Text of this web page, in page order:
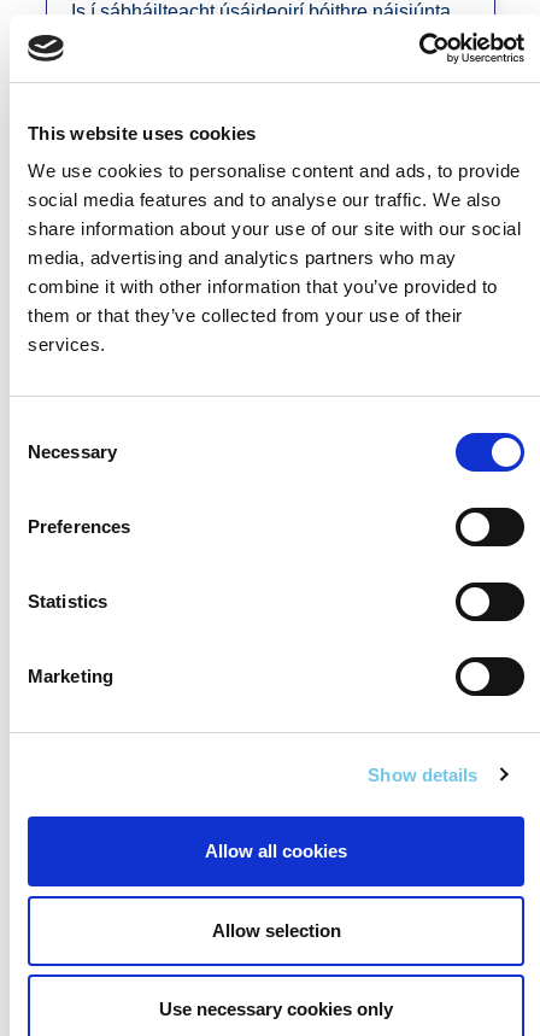
This website uses cookies
We use cookies to personalise content and ads, to provide
social media features and to analyse our traffic. We also
share information about your use of our site with our social
media, advertising and analytics partners who may
combine it with other information that you’ve provided to
them or that they’ve collected from your use of their
services.
Selection
Necessary
Preferences
Statistics
Marketing
Show details
Allow all cookies
Allow selection
Use necessary cookies only
Is í sábháilteacht úsáideoirí bóithre náisiúnta
agus Luas an tosaíocht is airde atá againn.
Aonad um Pleanáil Straitéise
Tugaimid céadtús áite do shábháilteacht
úsáideoirí bóithre náisiúnta agus úsáideoirí
agus oibriú iompair inbhuanaithe, a
maidir lenár gcuspóir trí réitigh nua agus níos